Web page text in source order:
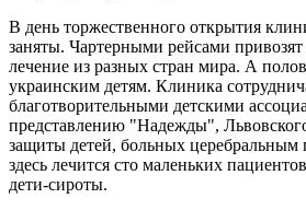
В день торжественного открытия
заняты. Чартерными рейсами
лечение из разных стран мира. А
украинским детям. Клиника
благотворительными детскими
представлению "Надежды",
защиты детей, больных церебральным
здесь лечится сто маленьких
дети-сироты.